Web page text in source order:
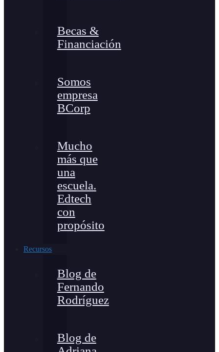
Becas &
Financiación
Somos
empresa
BCorp
Mucho
más que
una
escuela.
Edtech
con
propósito
Recursos
Blog de
Fernando
Rodríguez
Blog de